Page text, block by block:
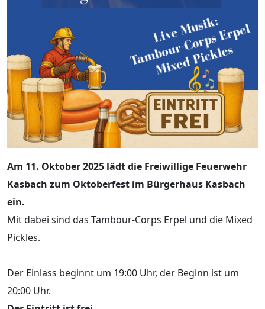
Am 11. Oktober 2025 lädt die Freiwillige Feuerwehr
Kasbach zum Oktoberfest im Bürgerhaus Kasbach
ein.
Mit dabei sind das Tambour-Corps Erpel und die Mixed
Pickles.
Der Einlass beginnt um 19:00 Uhr, der Beginn ist um
20:00 Uhr.